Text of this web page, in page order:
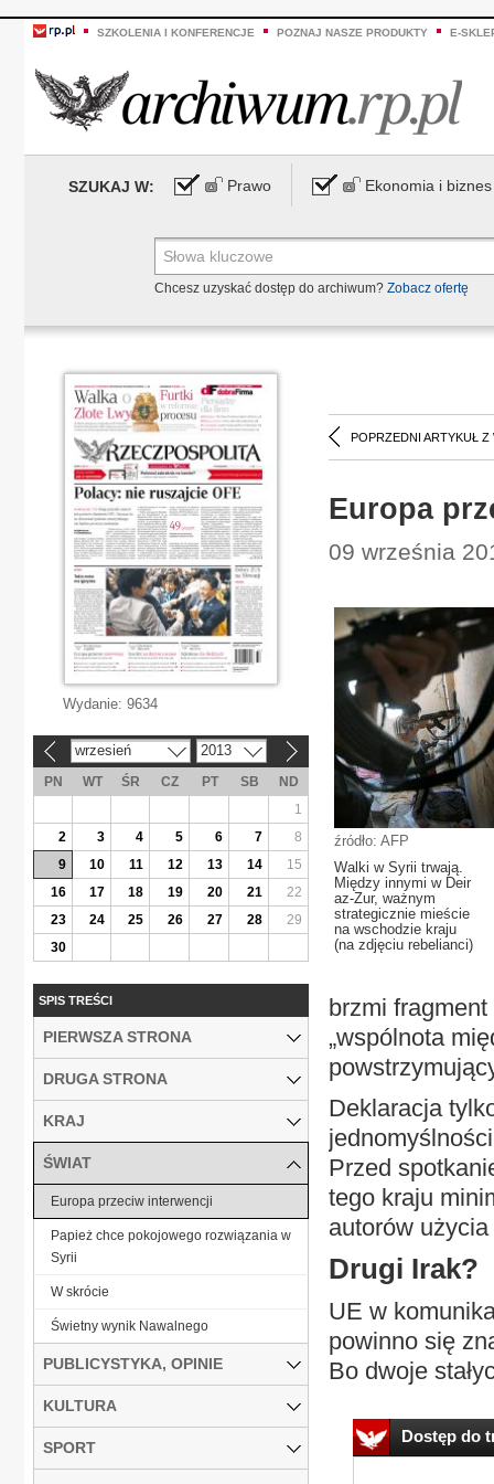
SZKOLENIA I KONFERENCJE POZNAJ NASZE PRODUKTY E-
SZUKAJ W: Prawo Ekonomia i biznes
Chcesz uzyskać dostęp do archiwum? Zobacz ofertę
POPRZEDNI ARTYKUŁ Z
Europa
09 września
źródło: AFP
Walki w Syrii trwają.
Między innymi w Deir
az-Zur, ważnym
strategicznie mieście
na wschodzie kraju
(na zdjęciu rebelianci)
brzmi
„wspólnota
Deklaracja
Przed
tego kraju
autorów
Drugi Irak?
UE w
powinno się
Bo dwoje
Dostęp do
Wydanie: 9634
wrzesień 2013
PN WT ŚR CZ PT SB
ND
1
2
3 4 5 6 7
8
9
10 11 12 13 14
15
16
17 18 19 20 21
22
23
24 25 26 27 28
29
30
SPIS TREŚCI
PIERWSZA STRONA
DRUGA STRONA
KRAJ
ŚWIAT
Europa przeciw interwencji
Papież chce pokojowego rozwiązania w
Syrii
W skrócie
Świetny wynik Nawalnego
PUBLICYSTYKA, OPINIE
KULTURA
SPORT